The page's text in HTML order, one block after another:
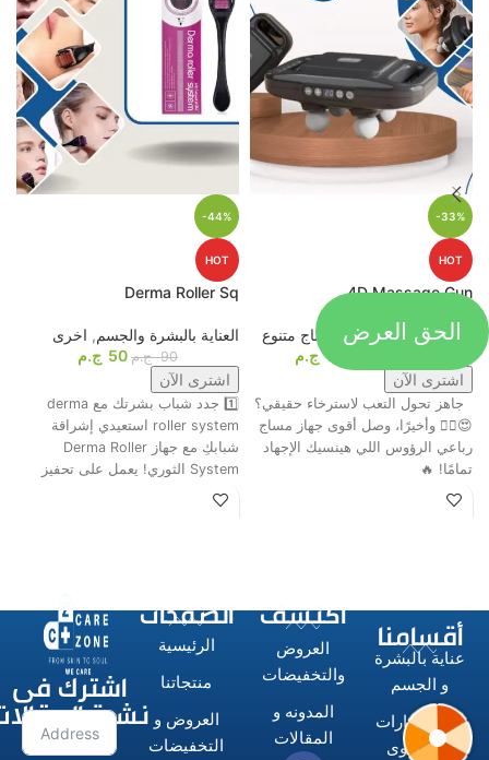
-33%
HOT
4D Massage Gun
أجهزة المساج, اجهزة مساج متنوع
1099ج.م
اشترى الآن
جاهز تحول التعب لاسترخاء حقيقي؟
😍💆‍♂️ وأخيرًا، وصل أقوى جهاز مساج
رباعي الرؤوس اللي هينسيك الإجهاد
تمامًا! 🔥
-44%
HOT
Derma Roller Sq
العناية بالبشرة والجسم, اخرى
90 ج.م 50 ج.م
اشترى الآن
1️⃣ جدد شباب بشرتك مع derma
roller system استعيدي إشراقة
شبابكِ مع جهاز Derma Roller
System الثوري! يعمل على تحفيز
أقسامنا
عناية بالبشرة
و الجسم
الاستشوارات
و المكاوى
اكتشف
العروض
والتخفيضات
المدونه و
المقالات
الصفحات
الرئيسية
منتجاتنا
العروض و
التخفيضات
الحق العرض
اشترك فى
نشرة